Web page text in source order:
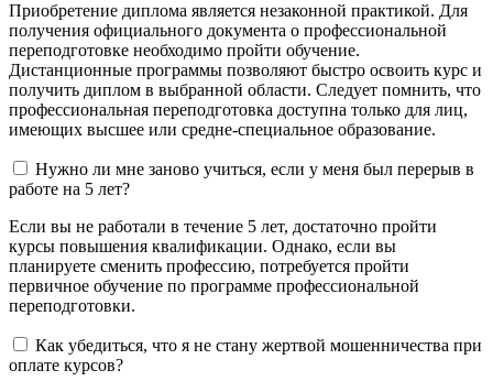
Приобретение диплома является незаконной практикой. Для
получения официального документа о профессиональной
переподготовке необходимо пройти обучение.
Дистанционные программы позволяют быстро освоить курс и
получить диплом в выбранной области. Следует помнить, что
профессиональная переподготовка доступна только для лиц,
имеющих высшее или средне-специальное образование.
Нужно ли мне заново учиться, если у меня был перерыв в
работе на 5 лет?
Если вы не работали в течение 5 лет, достаточно пройти
курсы повышения квалификации. Однако, если вы
планируете сменить профессию, потребуется пройти
первичное обучение по программе профессиональной
переподготовки.
Как убедиться, что я не стану жертвой мошенничества при
оплате курсов?